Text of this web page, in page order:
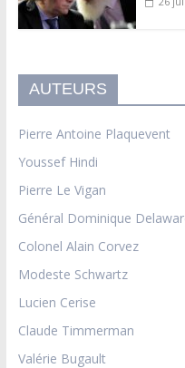
AUTEURS
Pierre Antoine Plaquevent
Youssef Hindi
Pierre Le Vigan
Général Dominique
Colonel Alain Corvez
Modeste Schwartz
Lucien Cerise
Claude Timmerman
Valérie Bugault